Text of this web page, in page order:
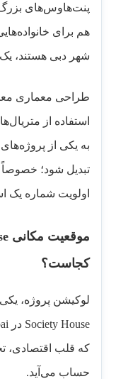
پنت‌هاوس‌های
هم برای
شهر دبی هستند،
طراحی معماری
به یکی از
تبدیل شود؛ خصوصاً
اولویت شماره یک
کجاست؟
لوکیشن پروژه،
که قلب اقتصادی،
حساب می‌آید.